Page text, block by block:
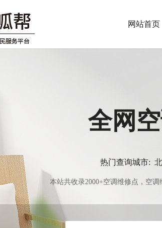
网站首页
全网
热门查询城市:
本站共收录2000+空调维修点，空